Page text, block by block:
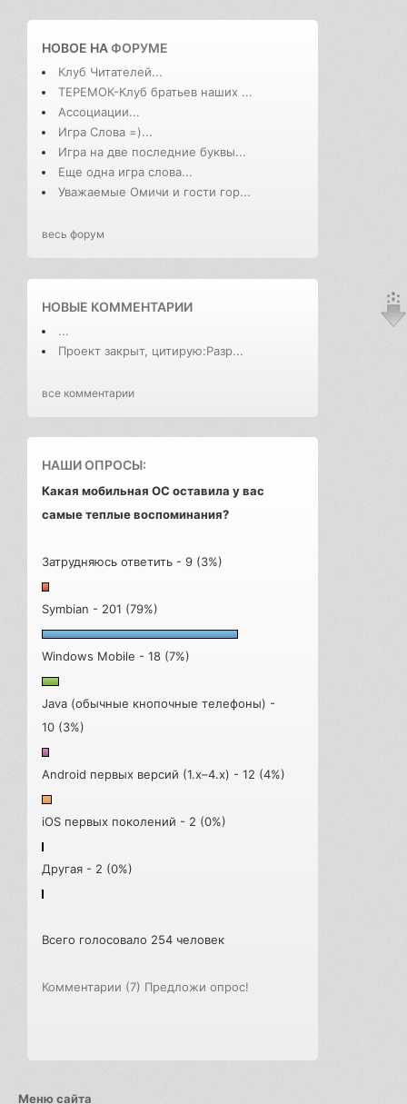
НОВОЕ НАФОРУМЕ
Клуб Читателей...
ТЕРЕМОК-Клуб братьев наших ...
Ассоциации...
Игра Слова =)...
Игра на две последние буквы...
Еще одна игра слова...
Уважаемые Омичи и гости гор...
весь форум
НОВЫЕ КОММЕНТАРИИ
...
Проект закрыт, цитирую:Разр...
все комментарии
НАШИ ОПРОСЫ:
Какая мобильная ОС оставила у вас
самые теплые воспоминания?
Затрудняюсь ответить - 9 (3%)
Symbian - 201 (79%)
Windows Mobile - 18 (7%)
Java (обычные кнопочные телефоны) -
10 (3%)
Android первых версий (1.x–4.x) - 12 (4%)
iOS первых поколений - 2 (0%)
Другая - 2 (0%)
Всего голосовало 254 человек
Комментарии (7) Предложи опрос!
Меню сайта